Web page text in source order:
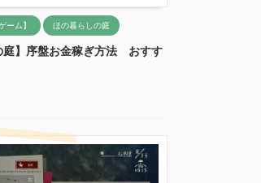
ーム】 ほの暮らしの庭
庭】序盤お金稼ぎ方法 おすす